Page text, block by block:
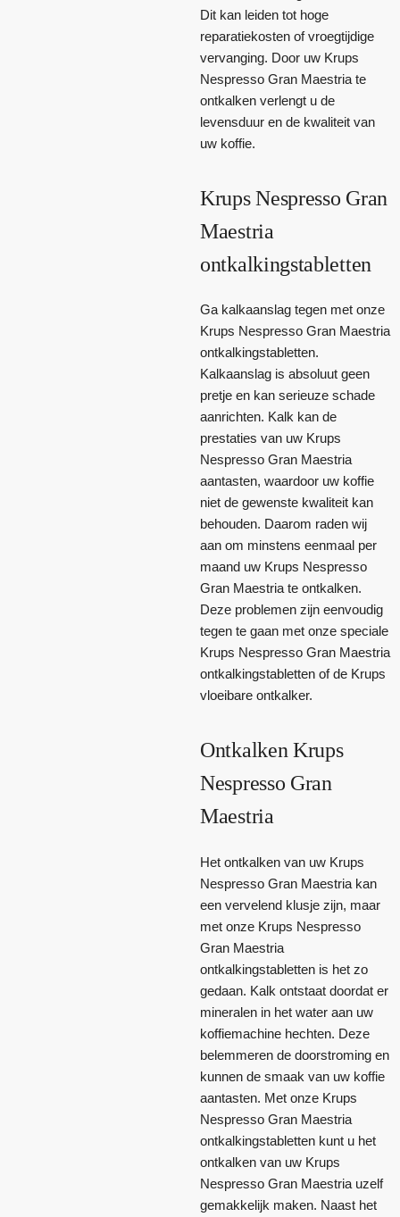
Dit kan leiden tot hoge
reparatiekosten of vroegtijdige
vervanging. Door uw Krups
Nespresso Gran Maestria te
ontkalken verlengt u de
levensduur en de kwaliteit van
uw koffie.
Krups Nespresso Gran
Maestria
ontkalkingstabletten
Ga kalkaanslag tegen met onze
Krups Nespresso Gran Maestria
ontkalkingstabletten.
Kalkaanslag is absoluut geen
pretje en kan serieuze schade
aanrichten. Kalk kan de
prestaties van uw Krups
Nespresso Gran Maestria
aantasten, waardoor uw koffie
niet de gewenste kwaliteit kan
behouden. Daarom raden wij
aan om minstens eenmaal per
maand uw Krups Nespresso
Gran Maestria te ontkalken.
Deze problemen zijn eenvoudig
tegen te gaan met onze speciale
Krups Nespresso Gran Maestria
ontkalkingstabletten of de Krups
vloeibare ontkalker.
Ontkalken Krups
Nespresso Gran
Maestria
Het ontkalken van uw Krups
Nespresso Gran Maestria kan
een vervelend klusje zijn, maar
met onze Krups Nespresso
Gran Maestria
ontkalkingstabletten is het zo
gedaan. Kalk ontstaat doordat er
mineralen in het water aan uw
koffiemachine hechten. Deze
belemmeren de doorstroming en
kunnen de smaak van uw koffie
aantasten. Met onze Krups
Nespresso Gran Maestria
ontkalkingstabletten kunt u het
ontkalken van uw Krups
Nespresso Gran Maestria uzelf
gemakkelijk maken. Naast het